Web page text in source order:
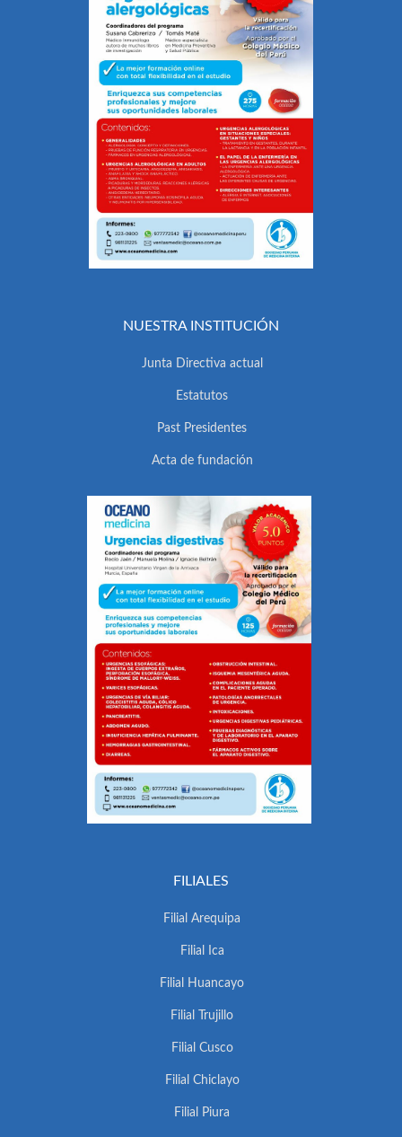
NUESTRA INSTITUCIÓN
Junta Directiva actual
Estatutos
Past Presidentes
Acta de fundación
FILIALES
Filial Arequipa
Filial Ica
Filial Huancayo
Filial Trujillo
Filial Cusco
Filial Chiclayo
Filial Piura